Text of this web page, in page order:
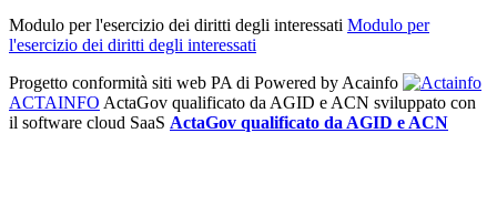
Modulo per l'esercizio dei diritti degli interessati Modulo per
l'esercizio dei diritti degli interessati
Progetto conformità siti web PA di Powered by Acainfo
ACTAINFO ActaGov qualificato da AGID e ACN sviluppato con
il software cloud SaaS ActaGov qualificato da AGID e ACN